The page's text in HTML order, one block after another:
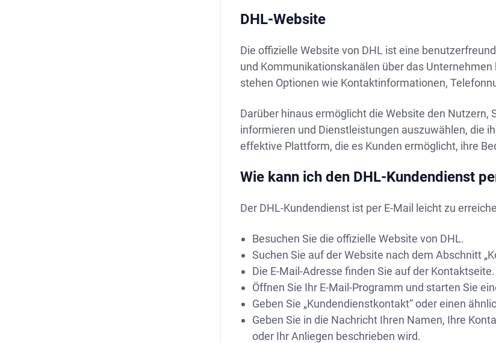
DHL-Website
Die offizielle Website von DHL ist eine
und Kommunikationskanälen über das Unternehmen
stehen Optionen wie Kontaktinformationen,
Darüber hinaus ermöglicht die Website den
informieren und Dienstleistungen auszuwählen, die
effektive Plattform, die es Kunden ermöglicht, ihre
Wie kann ich den DHL-Kundendienst
Der DHL-Kundendienst ist per E-Mail leicht zu
Besuchen Sie die offizielle Website von DHL.
Suchen Sie auf der Website nach dem Abschnitt
Die E-Mail-Adresse finden Sie auf der Kontaktseite.
Öffnen Sie Ihr E-Mail-Programm und starten Sie
Geben Sie „Kundendienstkontakt“ oder einen
Geben Sie in die Nachricht Ihren Namen, Ihre
oder Ihr Anliegen beschrieben wird.